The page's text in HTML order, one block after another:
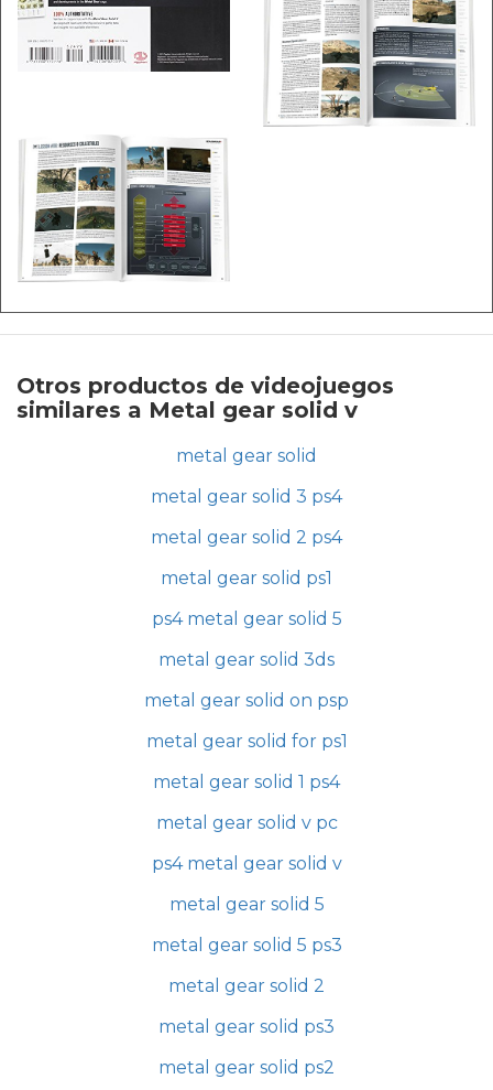
Otros productos de videojuegos
similares a Metal gear solid v
metal gear solid
metal gear solid 3 ps4
metal gear solid 2 ps4
metal gear solid ps1
ps4 metal gear solid 5
metal gear solid 3ds
metal gear solid on psp
metal gear solid for ps1
metal gear solid 1 ps4
metal gear solid v pc
ps4 metal gear solid v
metal gear solid 5
metal gear solid 5 ps3
metal gear solid 2
metal gear solid ps3
metal gear solid ps2